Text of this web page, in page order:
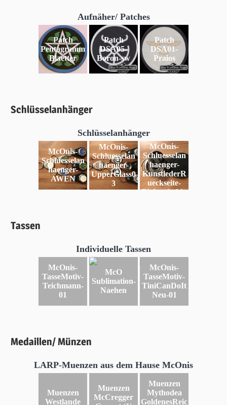
Aufnäher/ Patches
Patch
Pentagramm
Blaetter
Patch
DSA05-
Boron-sw
Patch
DSA01-
Praios
Schlüsselanhänger
Schlüsselanhänger
McOnis-
Schluesselan
haenger-
AWEN
McOnis-
Schluesselan
haenger-
UpperGlass0
3
McOnis-
Schluesselan
haenger-
KunstlederR
ueckseite-
Einkaufschip
Tassen
Individuelle Tassen
McOnis-
TasseMotiv-
Teichmann-
01
McO
Sublimation-
Naehen
McOnis-
TasseMotiv-
TiniCanDoIt
Neu-01
Medaillen/ Münzen
LARP-Muenzen aus dem Hause McOnis
Muenzen
Westlande
Muenzen
McCregger
Muenzen
Mythodea
GoldenesReic